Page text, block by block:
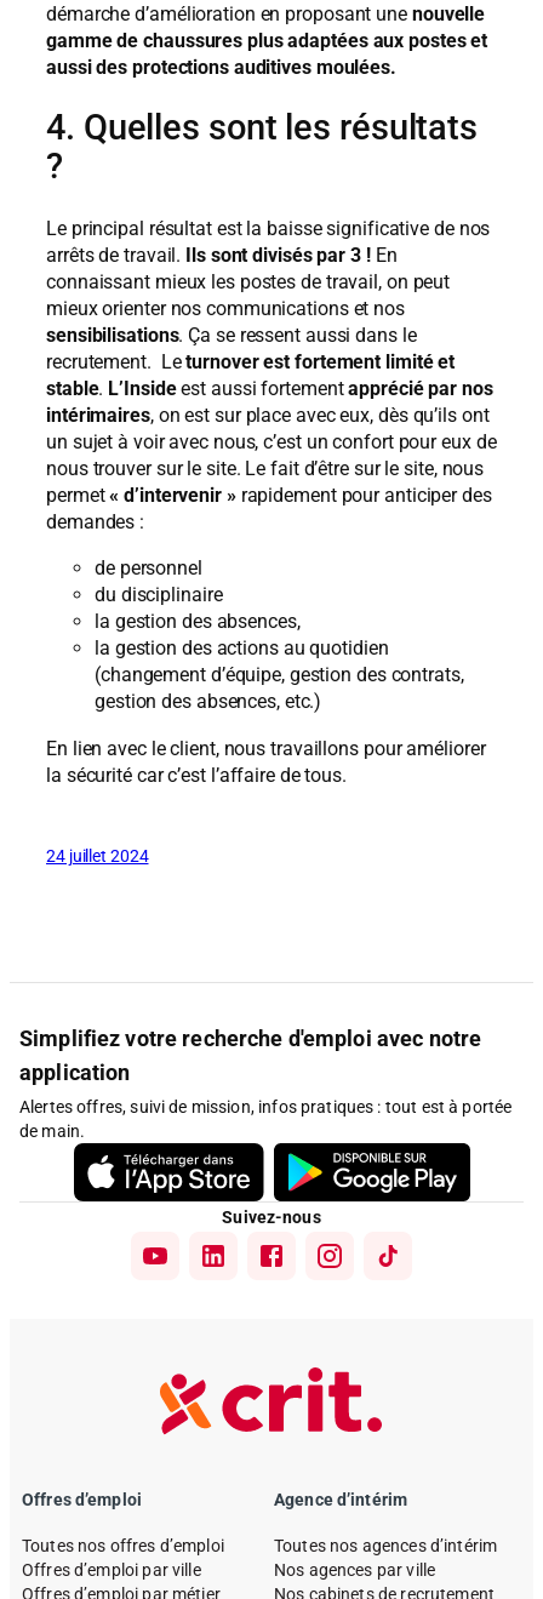
démarche d’amélioration en proposant une nouvelle
gamme de chaussures plus adaptées aux postes et
aussi des protections auditives moulées.
4. Quelles sont les résultats
?
Le principal résultat est la baisse significative de nos
arrêts de travail. Ils sont divisés par 3 !En
connaissant mieux les postes de travail, on peut
mieux orienter nos communications et nos
sensibilisations. Ça se ressent aussi dans le
recrutement. Leturnover est fortement limité et
stable. L’Insideest aussi fortementapprécié par nos
intérimaires, on est sur place avec eux, dès qu’ils ont
un sujet à voir avec nous, c’est un confort pour eux de
nous trouver sur le site. Le fait d’être sur le site, nous
permet« d’intervenir »rapidement pour anticiper des
demandes :
de personnel
du disciplinaire
la gestion des absences,
la gestion des actions au quotidien
(changement d’équipe, gestion des contrats,
gestion des absences, etc.)
En lien avec le client, nous travaillons pour améliorer
la sécurité car c’est l’affaire de tous.
24 juillet 2024